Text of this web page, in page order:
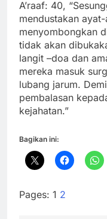
A’raaf: 40,
mendustakan
menyombongkan
tidak akan
langit –doa dan
mereka masuk
lubang jarum.
pembalasan
kejahatan.”
Bagikan ini:
Pages: 1 2